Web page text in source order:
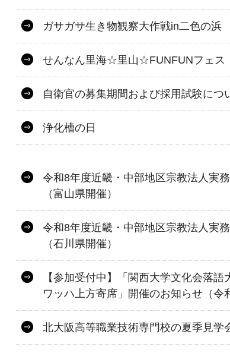
ガサガサ生き物観察大作戦in二色の浜
せんなん里海☆里山☆FUNFUNフェス
自衛官の募集期間および採用試験につ
浄化槽の日
令和8年度近畿・中部地区宗教法人実
（富山県開催）
令和8年度近畿・中部地区宗教法人実
（石川県開催）
【参加受付中】「関西大学文化会落
ワッハ上方寄席」開催のお知らせ（令
北大阪高等職業技術専門校の夏季見学